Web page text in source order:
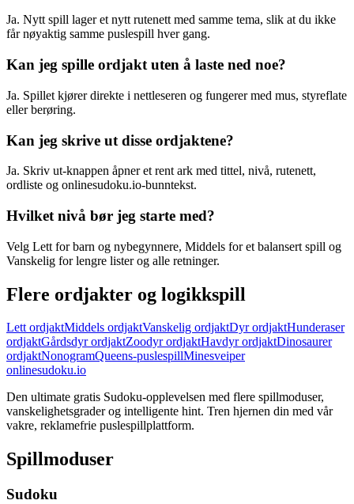
Ja. Nytt spill lager et nytt rutenett med samme tema, slik at du ikke
får nøyaktig samme puslespill hver gang.
Kan jeg spille ordjakt uten å laste ned noe?
Ja. Spillet kjører direkte i nettleseren og fungerer med mus, styreflate
eller berøring.
Kan jeg skrive ut disse ordjaktene?
Ja. Skriv ut-knappen åpner et rent ark med tittel, nivå, rutenett,
ordliste og onlinesudoku.io-bunntekst.
Hvilket nivå bør jeg starte med?
Velg Lett for barn og nybegynnere, Middels for et balansert spill og
Vanskelig for lengre lister og alle retninger.
Flere ordjakter og logikkspill
Lett ordjaktMiddels ordjaktVanskelig ordjaktDyr ordjaktHunderaser
ordjaktGårdsdyr ordjaktZoodyr ordjaktHavdyr ordjaktDinosaurer
ordjaktNonogramQueens-puslespillMinesveiper
onlinesudoku.io
Den ultimate gratis Sudoku-opplevelsen med flere spillmoduser,
vanskelighetsgrader og intelligente hint. Tren hjernen din med vår
vakre, reklamefrie puslespillplattform.
Spillmoduser
Sudoku